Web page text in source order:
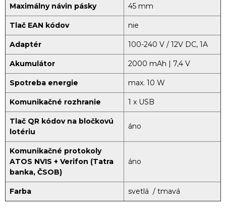
Maximálny návin pásky 45 mm
Tlač EAN kódov nie
Adaptér 100-240 V / 12V DC, 1A
Akumulátor 2000 mAh | 7,4 V
Spotreba energie max. 10 W
Komunikačné rozhranie 1 x USB
Tlač QR kódov na bločkovú
lotériu
áno
Komunikačné protokoly
ATOS NVIS + Verifon (Tatra
banka, ČSOB)
áno
Farba svetlá / tmavá